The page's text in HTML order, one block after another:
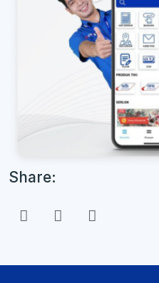
Share: